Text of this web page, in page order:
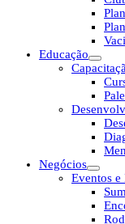
Educação
Negócios
Eventos